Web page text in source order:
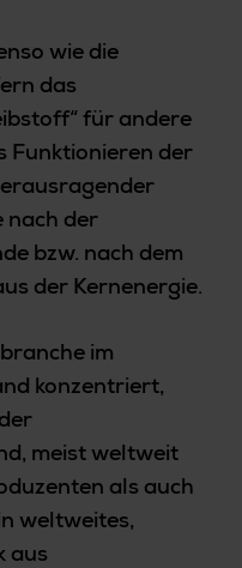
wie die
das
für andere
Funktionieren der
nach der
bzw. nach dem
der Kernenergie.
im
konzentriert,
meist weltweit
als auch
weltweites,
aus